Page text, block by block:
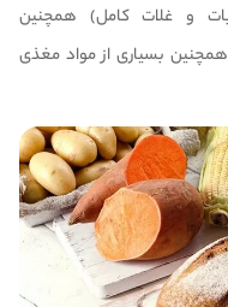
و غلات کامل) همچنین
بسیاری از مواد مغذی